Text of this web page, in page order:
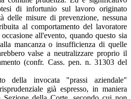
di infortunio sul lavoro originato
delle misure di prevenzione, nessuna
al comportamento del lavoratore
all'evento, quando questo sia
mancanza o insufficienza di quelle
valse a neutralizzare proprio il
(confr. Cass. pen. n. 31303 del
della invocata "prassi aziendale"
già espresso, in maniera